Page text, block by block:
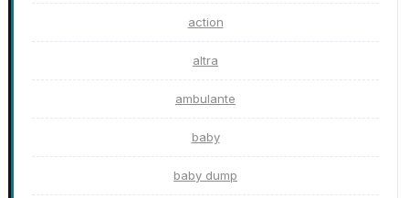
action
altra
ambulante
baby
baby dump